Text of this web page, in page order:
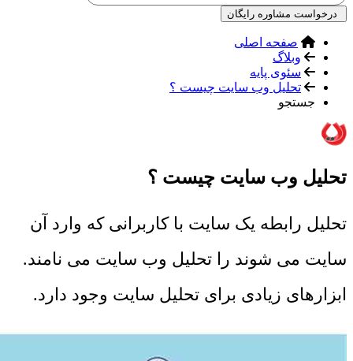
درخواست مشاوره رایگان
صفحه اصلی
وبلاگ
سئوی پایه
تحلیل وب سایت چیست ؟
جستجو
تحلیل وب سایت چیست ؟
تحلیل رابطه یک سایت با کاربرانی که وارد آن
سایت می شوند را تحلیل وب سایت می نامند.
ابزارهای زیادی برای تحلیل سایت وجود دارد.